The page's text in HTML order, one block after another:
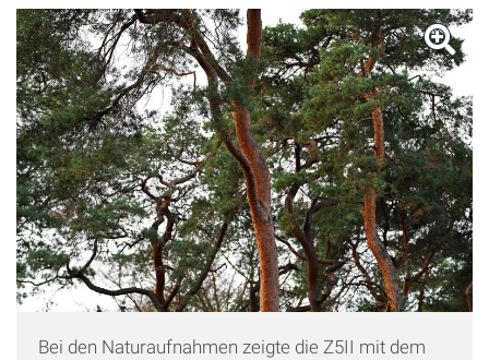
Bei den Naturaufnahmen zeigte die Z5II mit dem